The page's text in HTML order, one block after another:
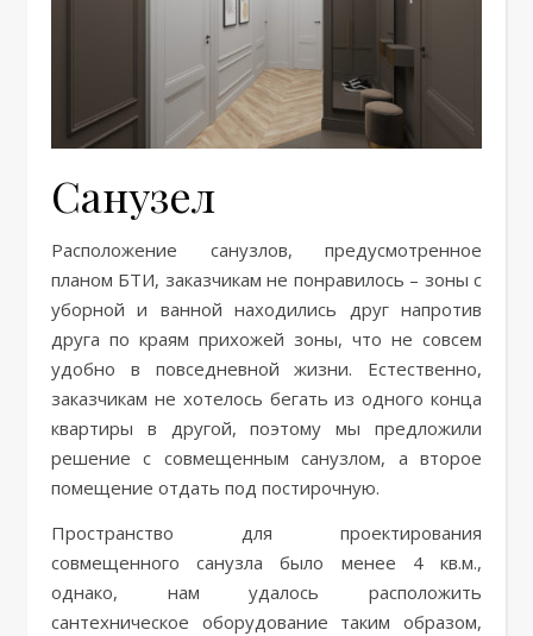
Санузел
Расположение санузлов, предусмотренное
планом БТИ, заказчикам не понравилось – зоны с
уборной и ванной находились друг напротив
друга по краям прихожей зоны, что не совсем
удобно в повседневной жизни. Естественно,
заказчикам не хотелось бегать из одного конца
квартиры в другой, поэтому мы предложили
решение с совмещенным санузлом, а второе
помещение отдать под постирочную.
Пространство для проектирования
совмещенного санузла было менее 4 кв.м.,
однако, нам удалось расположить
сантехническое оборудование таким образом,